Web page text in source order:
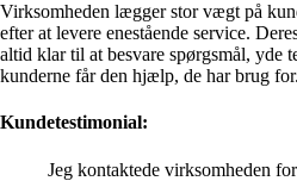
Virksomheden lægger stor vægt på
efter at levere enestående service.
altid klar til at besvare spørgsmål, yde
kunderne får den hjælp, de har brug for.
Kundetestimonial:
Jeg kontaktede virksomheden